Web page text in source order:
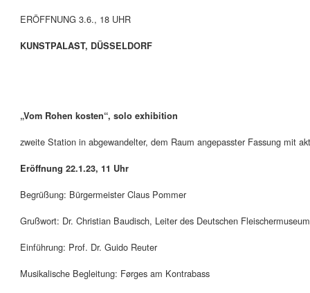
ERÖFFNUNG 3.6., 18 UHR
KUNSTPALAST, DÜSSELDORF
„Vom Rohen kosten“, solo exhibition
zweite Station in abgewandelter, dem Raum angepasster Fassung mit
Eröffnung 22.1.23, 11 Uhr
Begrüßung: Bürgermeister Claus Pommer
Grußwort: Dr. Christian Baudisch, Leiter des Deutschen
Einführung: Prof. Dr. Guido Reuter
Musikalische Begleitung: Førges am Kontrabass